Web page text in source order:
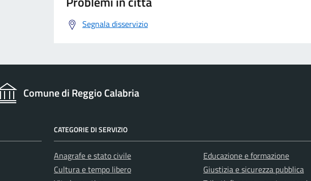
Segnala disservizio
Comune di Reggio Calabria
CATEGORIE DI SERVIZIO
Anagrafe e stato civile
Cultura e tempo libero
Educazione e formazione
Giustizia e sicurezza pubblica